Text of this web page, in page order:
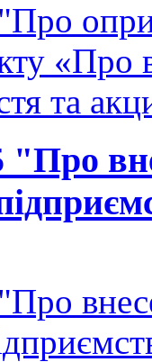
«Про
та